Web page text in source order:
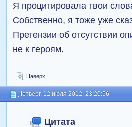
Я процитировала твои
Собственно, я тоже уже
Претензии об отсутствии
не к героям.
Наверх
Четверг, 12 июля 2012, 23:20:56
Цитата